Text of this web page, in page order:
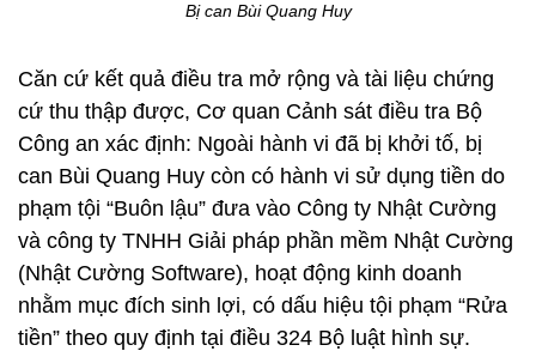
Bị can Bùi Quang Huy
Căn cứ kết quả điều tra mở rộng và tài liệu chứng
cứ thu thập được, Cơ quan Cảnh sát điều tra Bộ
Công an xác định: Ngoài hành vi đã bị khởi tố, bị
can Bùi Quang Huy còn có hành vi sử dụng tiền do
phạm tội “Buôn lậu” đưa vào Công ty Nhật Cường
và công ty TNHH Giải pháp phần mềm Nhật Cường
(Nhật Cường Software), hoạt động kinh doanh
nhằm mục đích sinh lợi, có dấu hiệu tội phạm “Rửa
tiền” theo quy định tại điều 324 Bộ luật hình sự.